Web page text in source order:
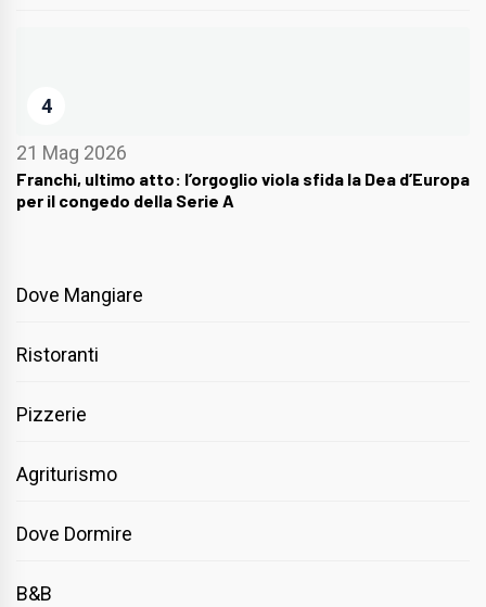
4
21 Mag 2026
Franchi, ultimo atto: l’orgoglio viola sfida la Dea d’Europa
per il congedo della Serie A
Dove Mangiare
Ristoranti
Pizzerie
Agriturismo
Dove Dormire
B&B